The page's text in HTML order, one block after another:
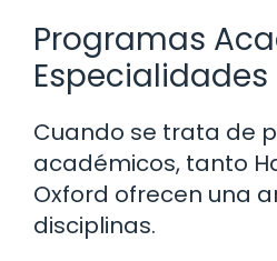
Programas
Especialidades
Cuando se trata de
académicos, tanto
Oxford ofrecen una
disciplinas.